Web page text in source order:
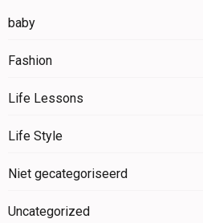
baby
Fashion
Life Lessons
Life Style
Niet gecategoriseerd
Uncategorized